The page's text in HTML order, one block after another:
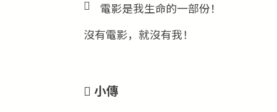
電影是我生命的一部份！
沒有電影，就沒有我！
小傳